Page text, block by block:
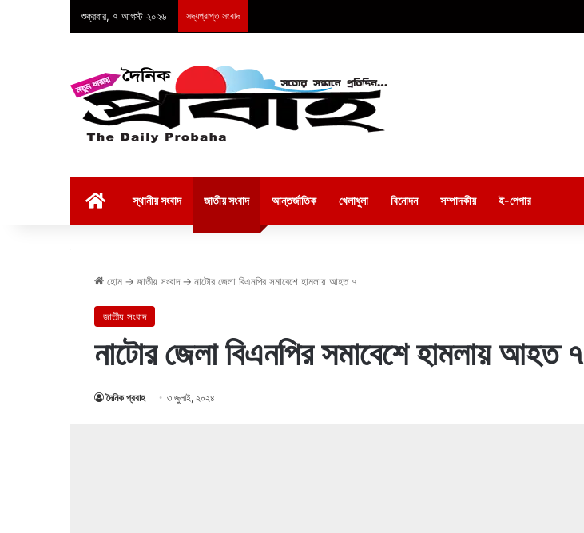
শুক্রবার, ৭ আগস্ট ২০২৬ সদ্যপ্রাপ্ত সংবাদ
স্থানীয় সংবাদ জাতীয় সংবাদ আন্তর্জাতিক খেলাধুলা বিনোদন সম্পাদকীয় ই-পেপার
হোম → জাতীয় সংবাদ → নাটোর জেলা বিএনপির সমাবেশে হামলায় আহত ৭
জাতীয় সংবাদ
নাটোর জেলা বিএনপির সমাবেশে হামলায় আহত ৭
দৈনিক প্রবাহ ৩ জুলাই, ২০২৪